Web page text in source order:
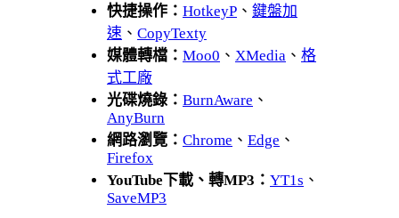
快捷操作： HotkeyP 、 鍵盤加
速 、 CopyTexty
媒體轉檔： Moo0 、 XMedia 、 格
式工廠
光碟燒錄： BurnAware 、
AnyBurn
網路瀏覽： Chrome 、 Edge 、
Firefox
YouTube下載、轉MP3： YT1s 、
SaveMP3